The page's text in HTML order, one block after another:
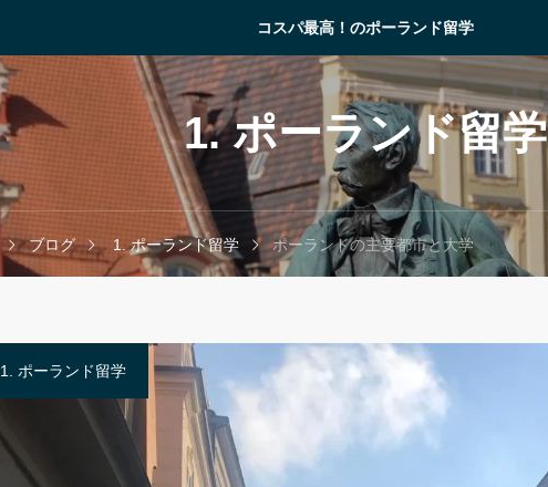
コスパ最高！のポーランド留学
1. ポーランド留学
ブログ 1. ポーランド留学 ポーランドの主要都市と大学
1. ポーランド留学